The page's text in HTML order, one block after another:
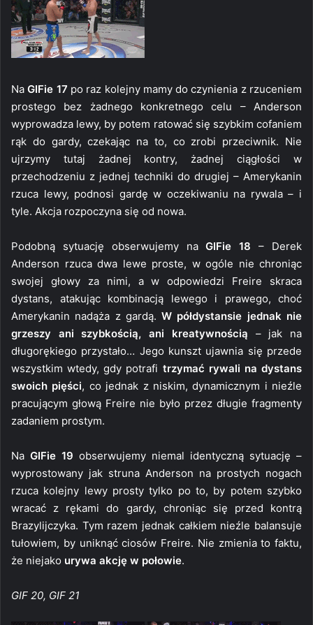
NaGIFie 17 po raz kolejny mamy do czynienia z rzuceniem
prostego bez żadnego konkretnego celu – Anderson
wyprowadza lewy, by potem ratować się szybkim cofaniem
rąk do gardy, czekając na to, co zrobi przeciwnik. Nie
ujrzymy tutaj żadnej kontry, żadnej ciągłości w
przechodzeniu z jednej techniki do drugiej – Amerykanin
rzuca lewy, podnosi gardę w oczekiwaniu na rywala – i
tyle. Akcja rozpoczyna się od nowa.
Podobną sytuację obserwujemy naGIFie 18 – Derek
Anderson rzuca dwa lewe proste, w ogóle nie chroniąc
swojej głowy za nimi, a w odpowiedzi Freire skraca
dystans, atakując kombinacją lewego i prawego, choć
Amerykanin nadąża z gardą.W półdystansie jednak nie
grzeszy ani szybkością, ani kreatywnością – jak na
długorękiego przystało… Jego kunszt ujawnia się przede
wszystkim wtedy, gdy potrafi trzymać rywali na dystans
swoich pięści, co jednak z niskim, dynamicznym i nieźle
pracującym głową Freire nie było przez długie fragmenty
zadaniem prostym.
Na GIFie 19 obserwujemy niemal identyczną sytuację –
wyprostowany jak struna Anderson na prostych nogach
rzuca kolejny lewy prosty tylko po to, by potem szybko
wracać z rękami do gardy, chroniąc się przed kontrą
Brazylijczyka. Tym razem jednak całkiem nieźle balansuje
tułowiem, by uniknąć ciosów Freire. Nie zmienia to faktu,
że niejako urywa akcję w połowie.
GIF 20, GIF 21